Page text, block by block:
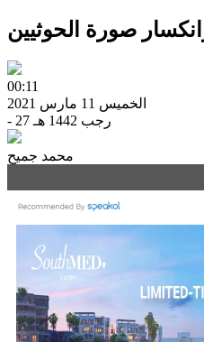
صورة الحوثيين
00:11
الخميس 11 مارس 2021
- 27 رجب 1442 هـ
محمد جميح